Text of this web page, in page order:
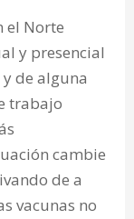
el Norte
y presencial
de alguna
trabajo
cambie
de a
vacunas no